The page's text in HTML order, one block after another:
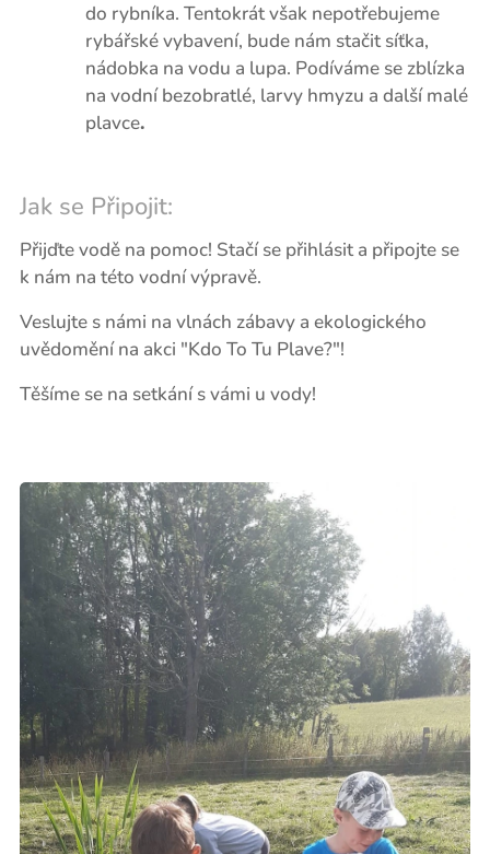
do rybníka. Tentokrát však nepotřebujeme
rybářské vybavení, bude nám stačit síťka,
nádobka na vodu a lupa. Podíváme se zblízka
na vodní bezobratlé, larvy hmyzu a další malé
plavce.
Jak se Připojit:
Přijďte vodě na pomoc! Stačí se přihlásit a připojte se
k nám na této vodní výpravě.
Veslujte s námi na vlnách zábavy a ekologického
uvědomění na akci "Kdo To Tu Plave?"!
Těšíme se na setkání s vámi u vody! 🌊💙🚣‍♀️